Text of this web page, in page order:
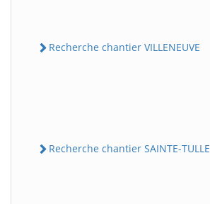
Recherche chantier VILLENEUVE
Recherche chantier SAINTE-TULLE